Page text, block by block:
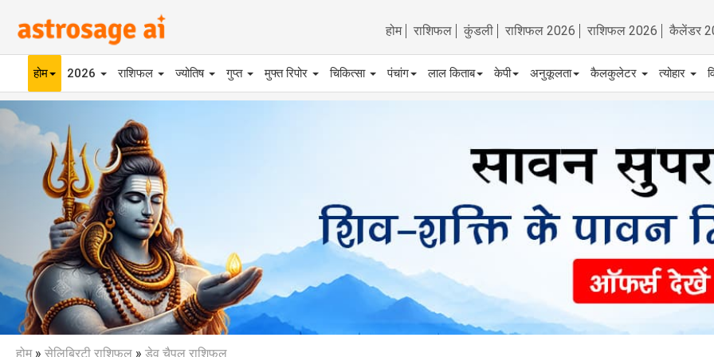
होम राशिफल कुंडली राशिफल 2026 राशिफल 2026 कैलेंडर
होम 2026 राशिफल ज्योतिष गुप्त मुफ्त रिपोर चिकित्सा पंचांग लाल किताब केपी अनुकूलता कैलकुलेटर त्योहार
Previous
होम» सेलिब्रिटी राशिफल » डेव चैपल राशिफल